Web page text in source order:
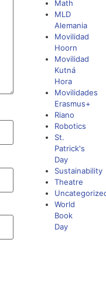
Math
MLD
Alemania
Movilidad
Hoorn
Movilidad
Kutná
Hora
Movilidades
Erasmus+
Riano
Robotics
St.
Patrick's
Day
Sustainability
Theatre
World
Book
Day